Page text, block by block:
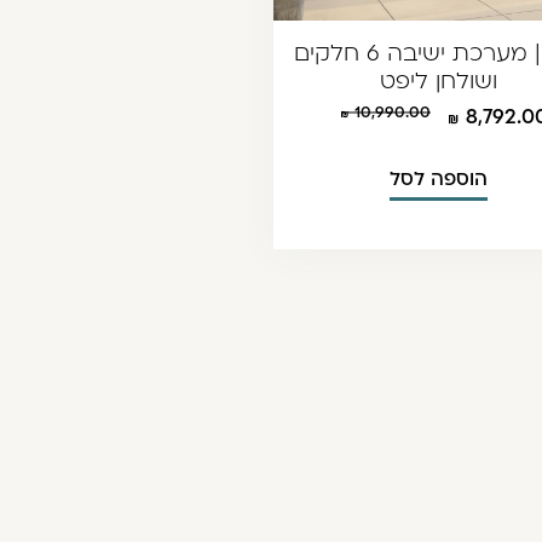
מוד | מערכת ישיבה 6 חלקים
ושולחן ליפט
10,990.00
הוספה לסל